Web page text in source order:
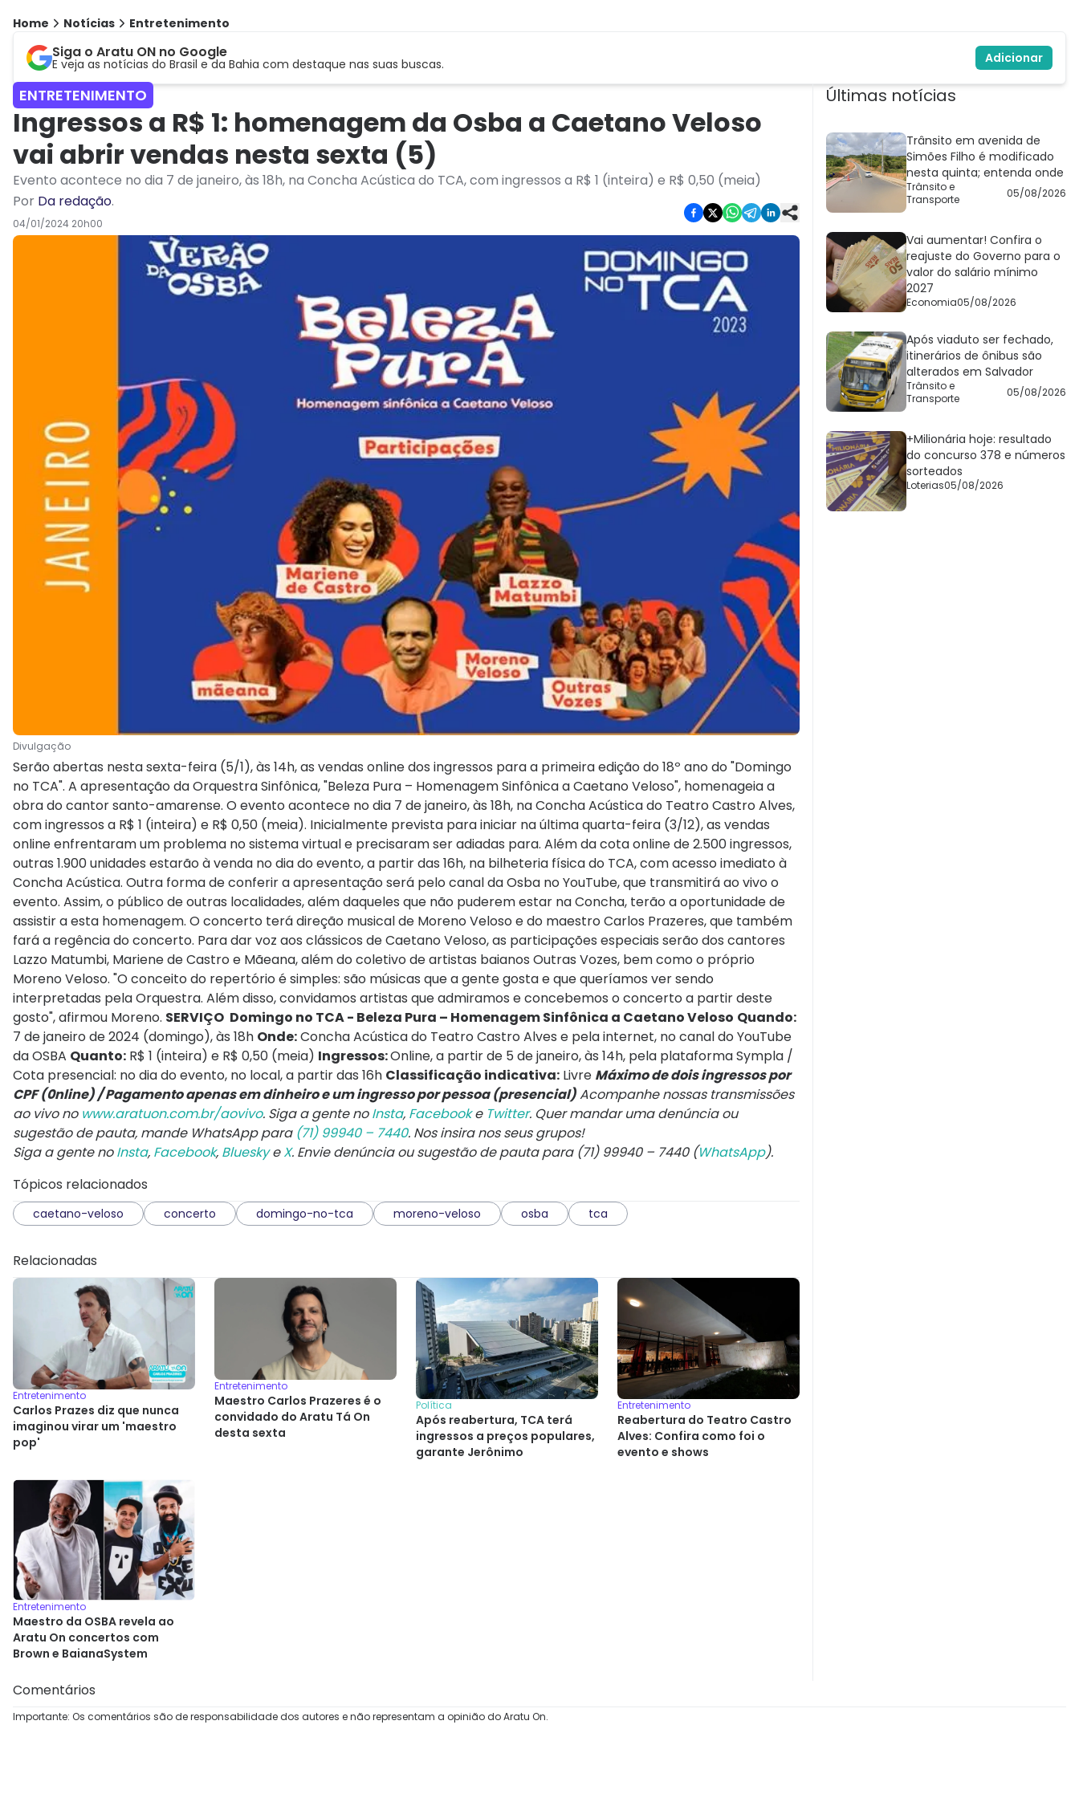
Home Notícias Entretenimento
Siga o Aratu ON no Google
E veja as notícias do Brasil e da Bahia com destaque nas suas buscas. Adicionar
ENTRETENIMENTO
Ingressos a R$ 1: homenagem da Osba a Caetano Veloso
vai abrir vendas nesta sexta (5)
Evento acontece no dia 7 de janeiro, às 18h, na Concha Acústica do TCA, com ingressos a R$ 1 (inteira) e R$ 0,50 (meia)
Por Da redação.
04/01/2024 20h00
Divulgação
Serão abertas nesta sexta-feira (5/1), às 14h, as vendas online dos ingressos para a primeira edição do 18º ano do "Domingo
no TCA". A apresentação da Orquestra Sinfônica, "Beleza Pura – Homenagem Sinfônica a Caetano Veloso", homenageia a
obra do cantor santo-amarense. O evento acontece no dia 7 de janeiro, às 18h, na Concha Acústica do Teatro Castro Alves,
com ingressos a R$ 1 (inteira) e R$ 0,50 (meia). Inicialmente prevista para iniciar na última quarta-feira (3/12), as vendas
online enfrentaram um problema no sistema virtual e precisaram ser adiadas para. Além da cota online de 2.500 ingressos,
outras 1.900 unidades estarão à venda no dia do evento, a partir das 16h, na bilheteria física do TCA, com acesso imediato à
Concha Acústica. Outra forma de conferir a apresentação será pelo canal da Osba no YouTube, que transmitirá ao vivo o
evento. Assim, o público de outras localidades, além daqueles que não puderem estar na Concha, terão a oportunidade de
assistir a esta homenagem. O concerto terá direção musical de Moreno Veloso e do maestro Carlos Prazeres, que também
fará a regência do concerto. Para dar voz aos clássicos de Caetano Veloso, as participações especiais serão dos cantores
Lazzo Matumbi, Mariene de Castro e Mãeana, além do coletivo de artistas baianos Outras Vozes, bem como o próprio
Moreno Veloso. "O conceito do repertório é simples: são músicas que a gente gosta e que queríamos ver sendo
interpretadas pela Orquestra. Além disso, convidamos artistas que admiramos e concebemos o concerto a partir deste
gosto", afirmou Moreno. SERVIÇO Domingo no TCA - Beleza Pura – Homenagem Sinfônica a Caetano Veloso Quando:
7 de janeiro de 2024 (domingo), às 18h Onde:Concha Acústica do Teatro Castro Alves e pela internet, no canal do YouTube
da OSBA Quanto: R$ 1 (inteira) e R$ 0,50 (meia) Ingressos:Online, a partir de 5 de janeiro, às 14h, pela plataforma Sympla /
Cota presencial: no dia do evento, no local, a partir das 16h Classificação indicativa: Livre Máximo de dois ingressos por
CPF (0nline) /Pagamento apenas em dinheiro e um ingresso por pessoa (presencial)Acompanhe nossas transmissões
ao vivo no www.aratuon.com.br/aovivo. Siga a gente noInsta, Facebooke Twitter. Quer mandar uma denúncia ou
sugestão de pauta, mande WhatsApp para (71) 99940 – 7440. Nos insira nos seus grupos!
Siga a gente noInsta, Facebook, BlueskyeX. Envie denúncia ou sugestão de pauta para (71) 99940 – 7440 (WhatsApp).
Tópicos relacionados
caetano-veloso concerto domingo-no-tca moreno-veloso osba tca
Relacionadas
Entretenimento
Carlos Prazes diz que nunca
imaginou virar um 'maestro
pop'
Entretenimento
Maestro Carlos Prazeres é o
convidado do Aratu Tá On
desta sexta
Política
Após reabertura, TCA terá
ingressos a preços populares,
garante Jerônimo
Entretenimento
Reabertura do Teatro Castro
Alves: Confira como foi o
evento e shows
Entretenimento
Maestro da OSBA revela ao
Aratu On concertos com
Brown e BaianaSystem
Últimas notícias
Trânsito em avenida de
Simões Filho é modificado
nesta quinta; entenda onde
Trânsito e
Transporte
05/08/2026
Vai aumentar! Confira o
reajuste do Governo para o
valor do salário mínimo
2027
Economia05/08/2026
Após viaduto ser fechado,
itinerários de ônibus são
alterados em Salvador
Trânsito e
Transporte
05/08/2026
+Milionária hoje: resultado
do concurso 378 e números
sorteados
Loterias05/08/2026
Comentários
Importante: Os comentários são de responsabilidade dos autores e não representam a opinião do Aratu On.